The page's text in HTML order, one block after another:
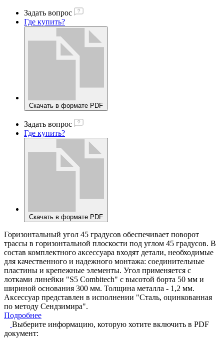
Задать вопрос
Где купить?
Скачать в формате PDF
Задать вопрос
Где купить?
Скачать в формате PDF
Горизонтальный угол 45 градусов обеспечивает поворот
трассы в горизонтальной плоскости под углом 45 градусов. В
состав комплектного аксессуара входят детали, необходимые
для качественного и надежного монтажа: соединительные
пластины и крепежные элементы. Угол применяется с
лотками линейки "S5 Combitech" с высотой борта 50 мм и
шириной основания 300 мм. Толщина металла - 1,2 мм.
Аксессуар представлен в исполнении "Сталь, оцинкованная
по методу Сендзимира".
Подробнее
Выберите информацию, которую хотите включить в PDF
документ: